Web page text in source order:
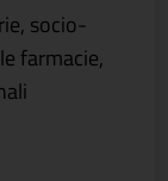
socio-
farmacie,